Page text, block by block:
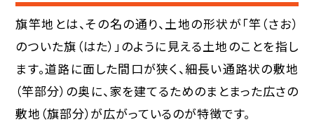
旗竿地とは、その名の通り、土地の形状が「竿（さお）
のついた旗（はた）」のように見える土地のことを指し
ます。道路に面した間口が狭く、細長い通路状の敷地
（竿部分）の奥に、家を建てるためのまとまった広さの
敷地（旗部分）が広がっているのが特徴です。